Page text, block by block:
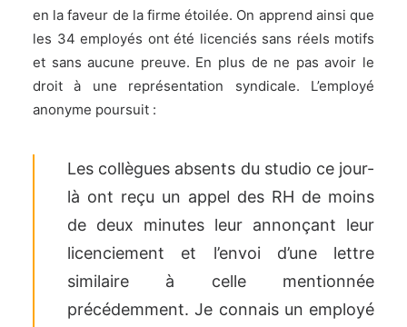
en la faveur de la firme étoilée. On apprend ainsi que
les 34 employés ont été licenciés sans réels motifs
et sans aucune preuve. En plus de ne pas avoir le
droit à une représentation syndicale. L’employé
anonyme poursuit :
Les collègues absents du studio ce jour-
là ont reçu un appel des RH de moins
de deux minutes leur annonçant leur
licenciement et l’envoi d’une lettre
similaire à celle mentionnée
précédemment. Je connais un employé